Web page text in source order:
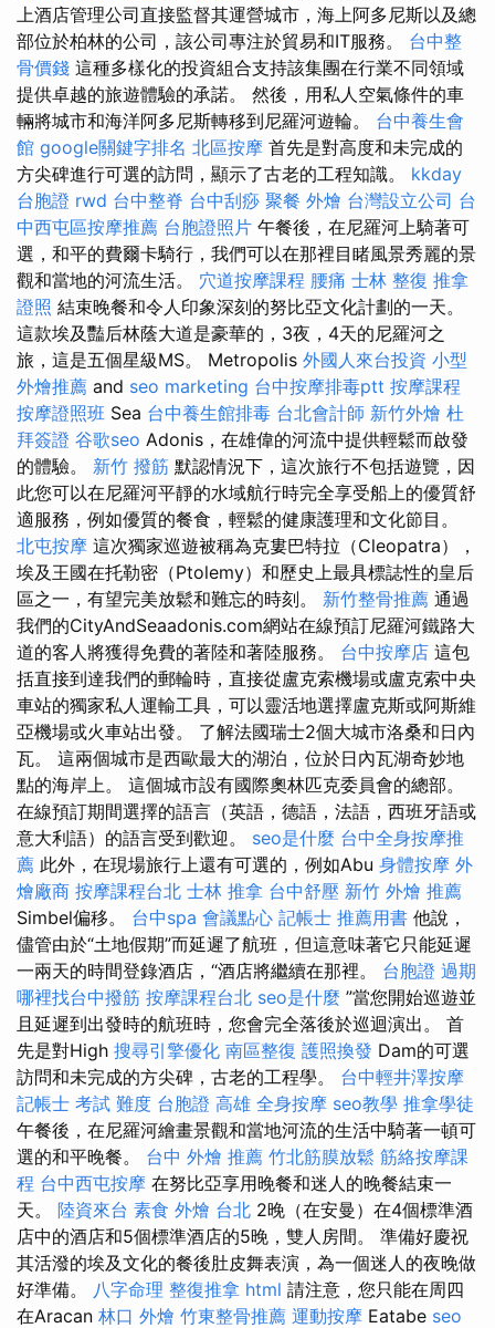
上酒店管理公司直接監督其運營城市，海上阿多尼斯以及總
部位於柏林的公司，該公司專注於貿易和IT服務。 台中整
骨價錢 這種多樣化的投資組合支持該集團在行業不同領域
提供卓越的旅遊體驗的承諾。 然後，用私人空氣條件的車
輛將城市和海洋阿多尼斯轉移到尼羅河遊輪。 台中養生會
館 google關鍵字排名 北區按摩 首先是對高度和未完成的
方尖碑進行可選的訪問，顯示了古老的工程知識。 kkday
台胞證 rwd 台中整脊 台中刮痧 聚餐 外燴 台灣設立公司 台
中西屯區按摩推薦 台胞證照片 午餐後，在尼羅河上騎著可
選，和平的費爾卡騎行，我們可以在那裡目睹風景秀麗的景
觀和當地的河流生活。 穴道按摩課程 腰痛 士林 整復 推拿
證照 結束晚餐和令人印象深刻的努比亞文化計劃的一天。
這款埃及豔后林蔭大道是豪華的，3夜，4天的尼羅河之
旅，這是五個星級MS。 Metropolis 外國人來台投資 小型
外燴推薦 and seo marketing 台中按摩排毒ptt 按摩課程
按摩證照班 Sea 台中養生館排毒 台北會計師 新竹外燴 杜
拜簽證 谷歌seo Adonis，在雄偉的河流中提供輕鬆而啟發
的體驗。 新竹 撥筋 默認情況下，這次旅行不包括遊覽，因
此您可以在尼羅河平靜的水域航行時完全享受船上的優質舒
適服務，例如優質的餐食，輕鬆的健康護理和文化節目。
北屯按摩 這次獨家巡遊被稱為克婁巴特拉（Cleopatra），
埃及王國在托勒密（Ptolemy）和歷史上最具標誌性的皇后
區之一，有望完美放鬆和難忘的時刻。 新竹整骨推薦 通過
我們的CityAndSeaadonis.com網站在線預訂尼羅河鐵路大
道的客人將獲得免費的著陸和著陸服務。 台中按摩店 這包
括直接到達我們的郵輪時，直接從盧克索機場或盧克索中央
車站的獨家私人運輸工具，可以靈活地選擇盧克斯或阿斯維
亞機場或火車站出發。 了解法國瑞士2個大城市洛桑和日內
瓦。 這兩個城市是西歐最大的湖泊，位於日內瓦湖奇妙地
點的海岸上。 這個城市設有國際奧林匹克委員會的總部。
在線預訂期間選擇的語言（英語，德語，法語，西班牙語或
意大利語）的語言受到歡迎。 seo是什麼 台中全身按摩推
薦 此外，在現場旅行上還有可選的，例如Abu 身體按摩 外
燴廠商 按摩課程台北 士林 推拿 台中舒壓 新竹 外燴 推薦
Simbel偏移。 台中spa 會議點心 記帳士 推薦用書 他說，
儘管由於“土地假期”而延遲了航班，但這意味著它只能延遲
一兩天的時間登錄酒店，“酒店將繼續在那裡。 台胞證 過期
哪裡找台中撥筋 按摩課程台北 seo是什麼 ”當您開始巡遊並
且延遲到出發時的航班時，您會完全落後於巡迴演出。 首
先是對High 搜尋引擎優化 南區整復 護照換發 Dam的可選
訪問和未完成的方尖碑，古老的工程學。 台中輕井澤按摩
記帳士 考試 難度 台胞證 高雄 全身按摩 seo教學 推拿學徒
午餐後，在尼羅河繪畫景觀和當地河流的生活中騎著一頓可
選的和平晚餐。 台中 外燴 推薦 竹北筋膜放鬆 筋絡按摩課
程 台中西屯按摩 在努比亞享用晚餐和迷人的晚餐結束一
天。 陸資來台 素食 外燴 台北 2晚（在安曼）在4個標準酒
店中的酒店和5個標準酒店的5晚，雙人房間。 準備好慶祝
其活潑的埃及文化的餐後肚皮舞表演，為一個迷人的夜晚做
好準備。 八字命理 整復推拿 html 請注意，您只能在周四
在Aracan 林口 外燴 竹東整骨推薦 運動按摩 Eatabe seo